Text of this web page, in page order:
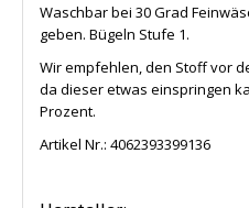
Waschbar bei 30 Grad
geben. Bügeln Stufe 1.
Wir empfehlen, den Stoff vor
da dieser etwas einspringen
Prozent.
Artikel Nr.: 4062393399136